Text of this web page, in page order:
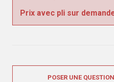
Prix avec pli sur
POSER UNE